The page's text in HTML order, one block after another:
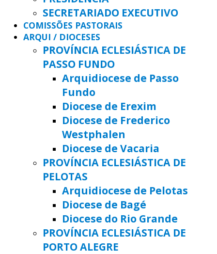
SECRETARIADO EXECUTIVO
COMISSÕES PASTORAIS
ARQUI / DIOCESES
PROVÍNCIA ECLESIÁSTICA DE
PASSO FUNDO
Arquidiocese de Passo
Fundo
Diocese de Erexim
Diocese de Frederico
Westphalen
Diocese de Vacaria
PROVÍNCIA ECLESIÁSTICA DE
PELOTAS
Arquidiocese de Pelotas
Diocese de Bagé
Diocese do Rio Grande
PROVÍNCIA ECLESIÁSTICA DE
PORTO ALEGRE